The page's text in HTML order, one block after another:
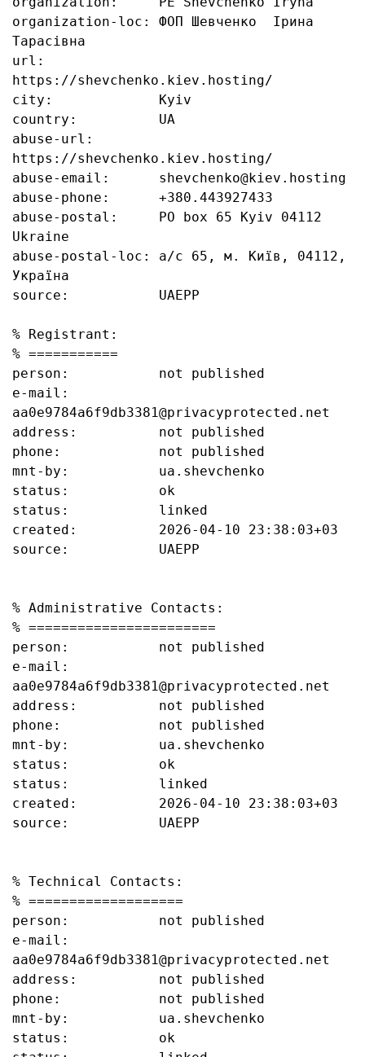
organization-loc: ФОП Шевченко  Ірина
Тарасівна
url:
https://shevchenko.kiev.hosting/
city:             Kyiv
country:          UA
abuse-url:
https://shevchenko.kiev.hosting/
abuse-email:      shevchenko@kiev.hosting
abuse-phone:      +380.443927433
abuse-postal:     PO box 65 Kyiv 04112
Ukraine
abuse-postal-loc: а/с 65, м. Київ, 04112,
Україна
source:           UAEPP
% Registrant:
% ===========
person:           not published
e-mail:
aa0e9784a6f9db3381@privacyprotected.net
address:          not published
phone:            not published
mnt-by:           ua.shevchenko
status:           ok
status:           linked
created:          2026-04-10 23:38:03+03
source:           UAEPP
% Administrative Contacts:
% =======================
person:           not published
e-mail:
aa0e9784a6f9db3381@privacyprotected.net
address:          not published
phone:            not published
mnt-by:           ua.shevchenko
status:           ok
status:           linked
created:          2026-04-10 23:38:03+03
source:           UAEPP
% Technical Contacts:
% ===================
person:           not published
e-mail:
aa0e9784a6f9db3381@privacyprotected.net
address:          not published
phone:            not published
mnt-by:           ua.shevchenko
status:           ok